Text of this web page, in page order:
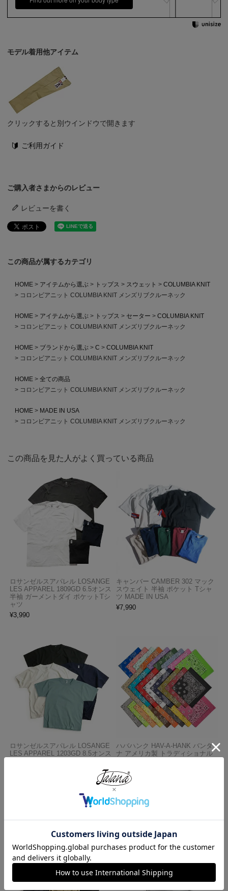
モデル着用他アイテム
クリックすると別ウインドウで開きます
ご利用ガイド
ご購入者さまからのレビュー
レビューを書く
この商品が属するカテゴリ
HOME アイテムから選ぶ トップス スウェット
COLUMBIA KNIT
コロンビアニット COLUMBIA KNIT メンズリブクルーネック
HOME アイテムから選ぶ トップス セーター
COLUMBIA KNIT
コロンビアニット COLUMBIA KNIT メンズリブクルーネック
HOME ブランドから選ぶ C
COLUMBIA KNIT
コロンビアニット COLUMBIA KNIT メンズリブクルーネック
HOME
全ての商品
コロンビアニット COLUMBIA KNIT メンズリブクルーネック
HOME
MADE IN USA
コロンビアニット COLUMBIA KNIT メンズリブクルーネック
この商品を見た人がよく買っている商品
ロサンゼルスアパレル LOSANGE
LES APPAREL 1809GD 6.5オンス
半袖 ガーメントダイ ポケットTシ
ャツ
¥3,990
キャンバー CAMBER 302 マック
スウェイト 半袖 ポケット Tシャ
ツ MADE IN USA
¥7,990
ロサンゼルスアパレル LOSANGE
LES APPAREL 1203GD 8.5オンス
ハバハンク HAV-A-HANK バンダ
ナ アメリカ製 トラディショナル
¥770